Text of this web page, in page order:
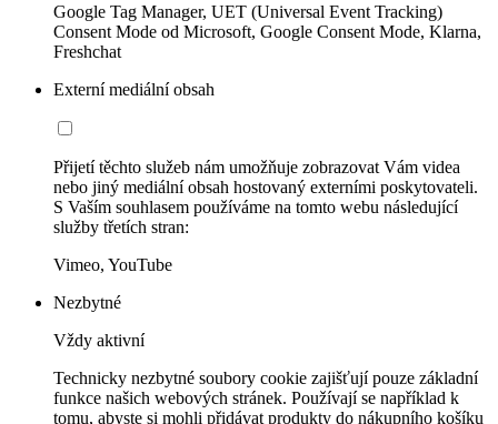
Google Tag Manager, UET (Universal Event Tracking)
Consent Mode od Microsoft, Google Consent Mode, Klarna,
Freshchat
Externí mediální obsah
Přijetí těchto služeb nám umožňuje zobrazovat Vám videa
nebo jiný mediální obsah hostovaný externími poskytovateli.
S Vaším souhlasem používáme na tomto webu následující
služby třetích stran:
Vimeo, YouTube
Nezbytné
Vždy aktivní
Technicky nezbytné soubory cookie zajišťují pouze základní
funkce našich webových stránek. Používají se například k
tomu, abyste si mohli přidávat produkty do nákupního košíku